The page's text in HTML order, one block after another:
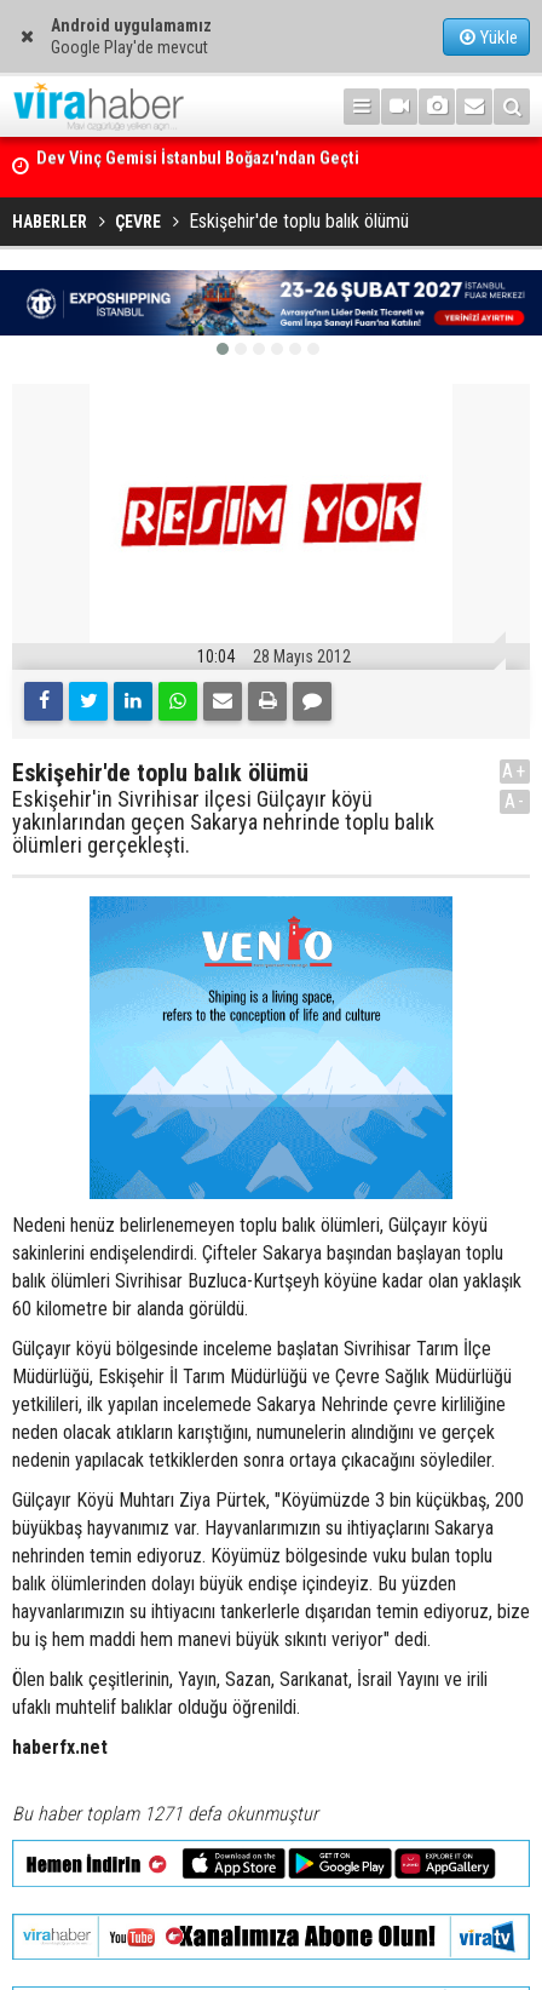
Android uygulamamız
Google Play'de mevcut
Yükle
Ege Denizi’nin En Büyük Mercan Ormanı
HABERLER ÇEVRE Eskişehir'de toplu balık ölümü
10:04 28 Mayıs 2012
Eskişehir'de toplu balık ölümü
Eskişehir'in Sivrihisar ilçesi Gülçayır köyü
yakınlarından geçen Sakarya nehrinde toplu balık
ölümleri gerçekleşti.
A+
A-
Nedeni henüz belirlenemeyen toplu balık ölümleri, Gülçayır köyü
sakinlerini endişelendirdi. Çifteler Sakarya başından başlayan toplu
balık ölümleri Sivrihisar Buzluca-Kurtşeyh köyüne kadar olan yaklaşık
60 kilometre bir alanda görüldü.
Gülçayır köyü bölgesinde inceleme başlatan Sivrihisar Tarım İlçe
Müdürlüğü, Eskişehir İl Tarım Müdürlüğü ve Çevre Sağlık Müdürlüğü
yetkilileri, ilk yapılan incelemede Sakarya Nehrinde çevre kirliliğine
neden olacak atıkların karıştığını, numunelerin alındığını ve gerçek
nedenin yapılacak tetkiklerden sonra ortaya çıkacağını söylediler.
Gülçayır Köyü Muhtarı Ziya Pürtek, "Köyümüzde 3 bin küçükbaş, 200
büyükbaş hayvanımız var. Hayvanlarımızın su ihtiyaçlarını Sakarya
nehrinden temin ediyoruz. Köyümüz bölgesinde vuku bulan toplu
balık ölümlerinden dolayı büyük endişe içindeyiz. Bu yüzden
hayvanlarımızın su ihtiyacını tankerlerle dışarıdan temin ediyoruz, bize
bu iş hem maddi hem manevi büyük sıkıntı veriyor" dedi.
Ölen balık çeşitlerinin, Yayın, Sazan, Sarıkanat, İsrail Yayını ve irili
ufaklı muhtelif balıklar olduğu öğrenildi.
haberfx.net
Bu haber toplam 1271 defa okunmuştur